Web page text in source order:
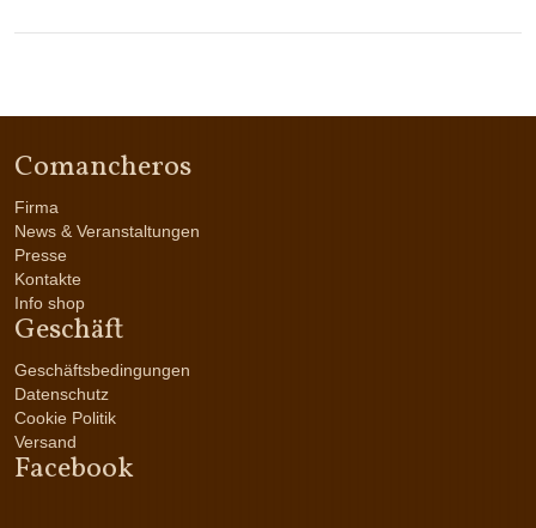
Comancheros
Firma
News & Veranstaltungen
Presse
Kontakte
Info shop
Geschäft
Geschäftsbedingungen
Datenschutz
Cookie Politik
Versand
Facebook